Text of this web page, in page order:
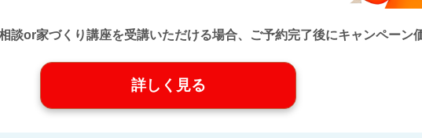
談or家づくり講座を受講いただける場合、ご予約完了後にキャンペーン
詳しく見る